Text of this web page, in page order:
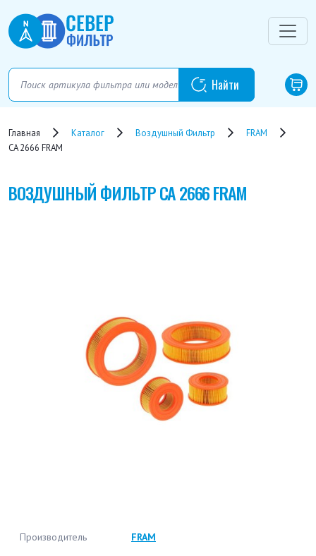
Главная Каталог Воздушный Фильтр
FRAM
CA 2666 FRAM
ВОЗДУШНЫЙ ФИЛЬТРCA 2666 FRAM
Производитель FRAM